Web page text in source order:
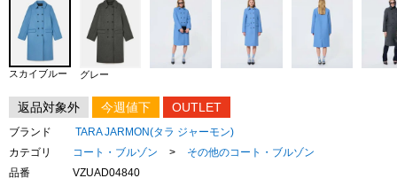
スカイブルー グレー
返品対象外 今週値下 OUTLET
ブランド
TARA JARMON(タラ ジャーモン)
カテゴリ
コート・ブルゾン >
その他のコート・ブルゾン
品番
VZUAD04840